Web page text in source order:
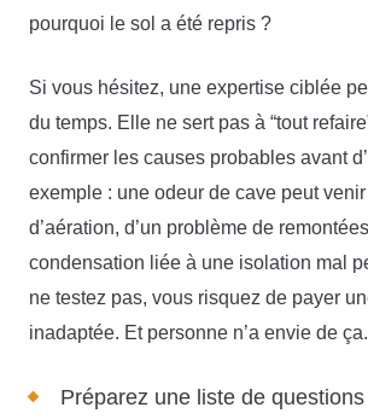
pourquoi le sol a été repris ?
Si vous hésitez, une expertise ciblée
du temps. Elle ne sert pas à “tout
confirmer les causes probables avant
exemple : une odeur de cave peut venir
d’aération, d’un problème de
condensation liée à une isolation mal
ne testez pas, vous risquez de payer
inadaptée. Et personne n’a envie de ça.
Préparez une liste de